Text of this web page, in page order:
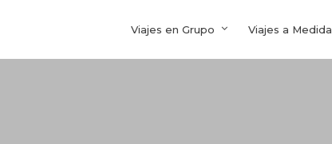
Viajes en Grupo Viajes a Medida